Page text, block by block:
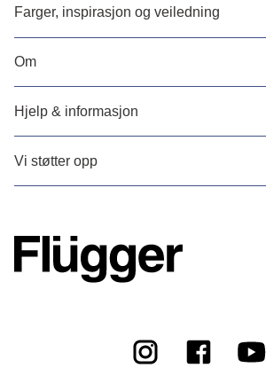
Farger, inspirasjon og veiledning
Om
Hjelp & informasjon
Vi støtter opp